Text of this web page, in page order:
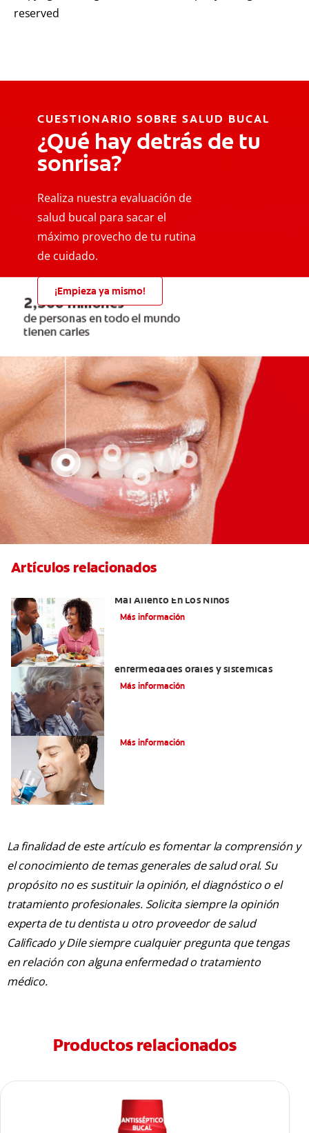
reserved
CUESTIONARIO SOBRE SALUD BUCAL
¿Qué hay detrás de tu
sonrisa?
Realiza nuestra evaluación de
salud bucal para sacar el
máximo provecho de tu rutina
de cuidado.
¡Empieza ya mismo!
Artículos relacionados
Mal Aliento En Los Niños
Más información
enfermedades orales y sistémicas
Más información
Más información
La finalidad de este artículo es fomentar la comprensión y
el conocimiento de temas generales de salud oral. Su
propósito no es sustituir la opinión, el diagnóstico o el
tratamiento profesionales. Solicita siempre la opinión
experta de tu dentista u otro proveedor de salud
Calificado y Dile siempre cualquier pregunta que tengas
en relación con alguna enfermedad o tratamiento
médico.
Productos relacionados